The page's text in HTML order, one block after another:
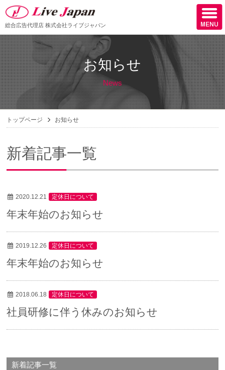
会社情報
スタッフ紹介
サロン様からの声
お問い合わせ
総合広告代理店 株式会社ライブジャパン
お知らせ
News
トップページ お知らせ
新着記事一覧
2020.12.21 定休日について
年末年始のお知らせ
2019.12.26 定休日について
年末年始のお知らせ
2018.06.18 定休日について
社員研修に伴う休みのお知らせ
新着記事一覧